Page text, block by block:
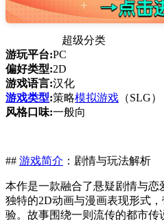
超级分类
游玩平台:PC
偏好类型:2D
游戏语言:汉化
游戏类型:策略模拟游戏 （SLG）
风格口味:一般向
## 游戏简介 ：剧情与玩法解析
本作是一款融合了悬疑剧情与恋
独特的2D动画与漫画表现形式
验。故事围绕一则流传的都市传